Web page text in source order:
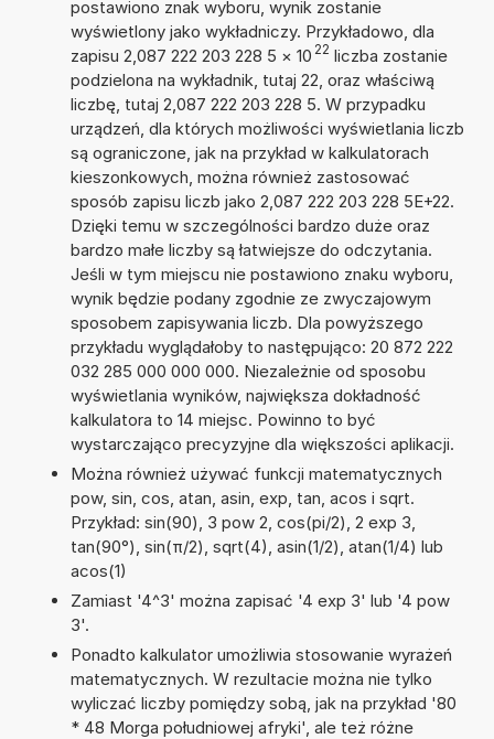
postawiono znak wyboru, wynik zostanie
wyświetlony jako wykładniczy. Przykładowo, dla
zapisu 2,087 222 203 228 5 × 10 22 liczba zostanie
podzielona na wykładnik, tutaj 22, oraz właściwą
liczbę, tutaj 2,087 222 203 228 5. W przypadku
urządzeń, dla których możliwości wyświetlania liczb
są ograniczone, jak na przykład w kalkulatorach
kieszonkowych, można również zastosować
sposób zapisu liczb jako 2,087 222 203 228 5E+22.
Dzięki temu w szczególności bardzo duże oraz
bardzo małe liczby są łatwiejsze do odczytania.
Jeśli w tym miejscu nie postawiono znaku wyboru,
wynik będzie podany zgodnie ze zwyczajowym
sposobem zapisywania liczb. Dla powyższego
przykładu wyglądałoby to następująco: 20 872 222
032 285 000 000 000. Niezależnie od sposobu
wyświetlania wyników, największa dokładność
kalkulatora to 14 miejsc. Powinno to być
wystarczająco precyzyjne dla większości aplikacji.
Można również używać funkcji matematycznych
pow, sin, cos, atan, asin, exp, tan, acos i sqrt.
Przykład: sin(90), 3 pow 2, cos(pi/2), 2 exp 3,
tan(90°), sin(π/2), sqrt(4), asin(1/2), atan(1/4) lub
acos(1)
Zamiast '4^3' można zapisać '4 exp 3' lub '4 pow
3'.
Ponadto kalkulator umożliwia stosowanie wyrażeń
matematycznych. W rezultacie można nie tylko
wyliczać liczby pomiędzy sobą, jak na przykład '80
* 48 Morga południowej afryki', ale też różne